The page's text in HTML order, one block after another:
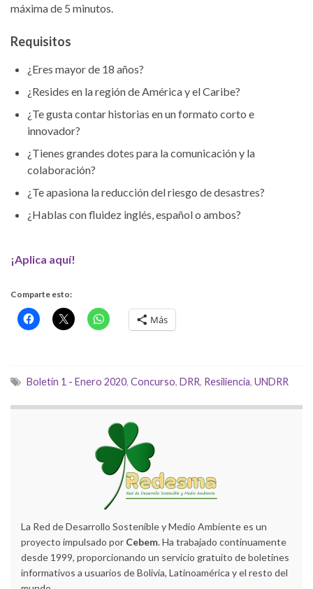
máxima de 5 minutos.
Requisitos
¿Eres mayor de 18 años?
¿Resides en la región de América y el Caribe?
¿Te gusta contar historias en un formato corto e
innovador?
¿Tienes grandes dotes para la comunicación y la
colaboración?
¿Te apasiona la reducción del riesgo de desastres?
¿Hablas con fluidez inglés, español o ambos?
¡Aplica aquí!
Comparte esto:
Más
Boletín 1 - Enero 2020, Concurso, DRR, Resiliencia, UNDRR
La Red de Desarrollo Sostenible y Medio Ambiente es un
proyecto impulsado por Cebem. Ha trabajado continuamente
desde 1999, proporcionando un servicio gratuito de boletines
informativos a usuarios de Bolivia, Latinoamérica y el resto del